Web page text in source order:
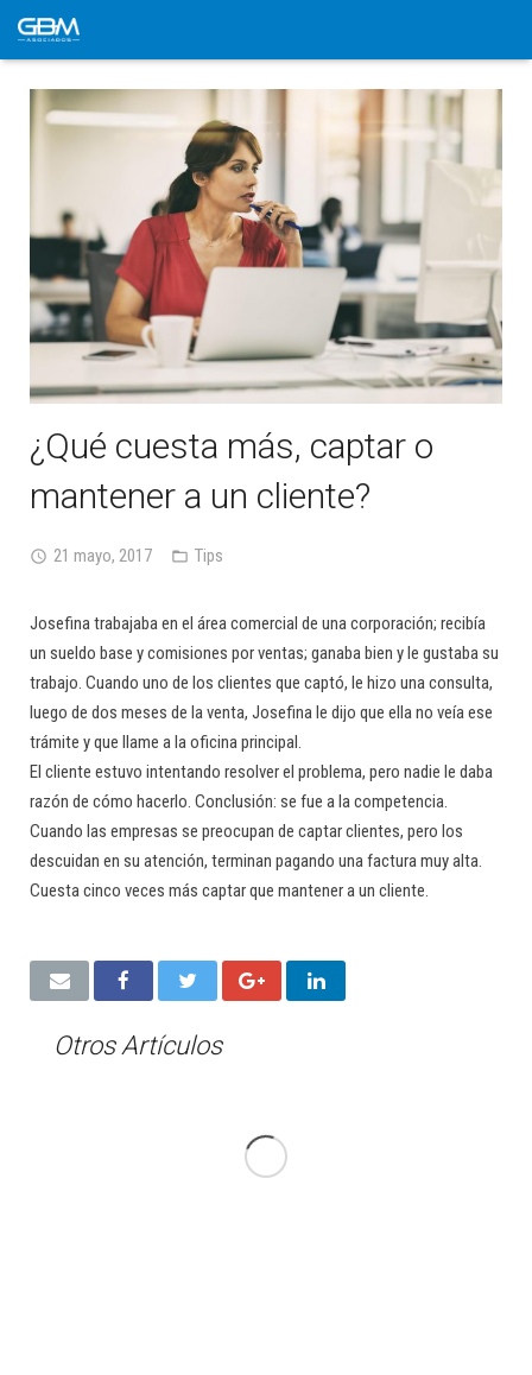
¿Qué cuesta más, captar o
mantener a un cliente?
21 mayo, 2017 Tips
Josefina trabajaba en el área comercial de una corporación; recibía
un sueldo base y comisiones por ventas; ganaba bien y le gustaba su
trabajo. Cuando uno de los clientes que captó, le hizo una consulta,
luego de dos meses de la venta, Josefina le dijo que ella no veía ese
trámite y que llame a la oficina principal.
El cliente estuvo intentando resolver el problema, pero nadie le daba
razón de cómo hacerlo. Conclusión: se fue a la competencia.
Cuando las empresas se preocupan de captar clientes, pero los
descuidan en su atención, terminan pagando una factura muy alta.
Cuesta cinco veces más captar que mantener a un cliente.
Otros Artículos